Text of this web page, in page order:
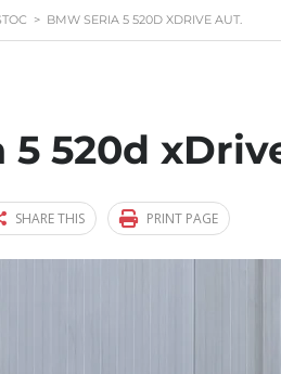
> BMW SERIA 5 520D XDRIVE AUT.
5 520d
SHARE THIS PRINT PAGE